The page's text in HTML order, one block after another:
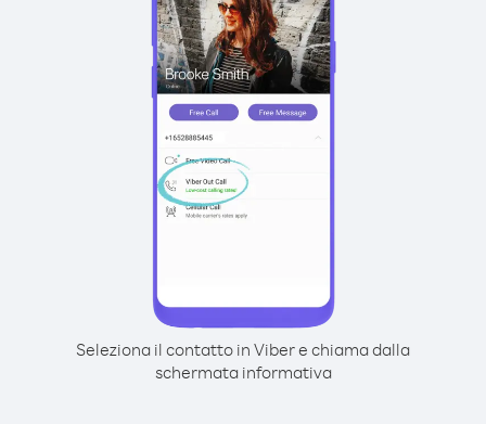
Seleziona il contatto in Viber e chiama dalla
schermata informativa